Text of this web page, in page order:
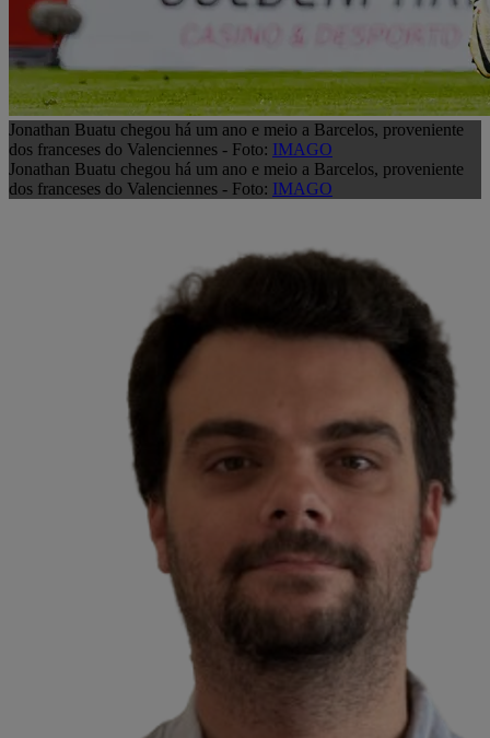
Jonathan Buatu chegou há um ano e meio a Barcelos, proveniente
dos franceses do Valenciennes - Foto: IMAGO
Jonathan Buatu chegou há um ano e meio a Barcelos, proveniente
dos franceses do Valenciennes - Foto: IMAGO